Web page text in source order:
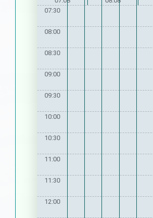
07:30
08:00
08:30
09:00
09:30
10:00
10:30
11:00
11:30
12:00